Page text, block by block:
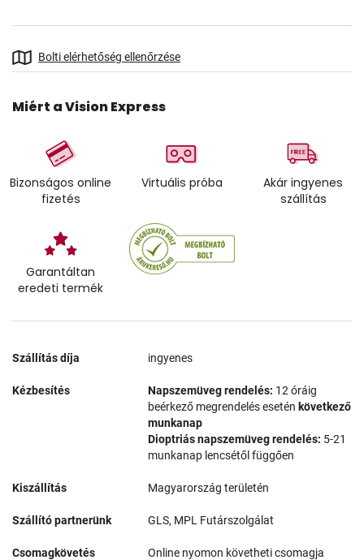
Bolti elérhetőség ellenőrzése
Miért a Vision Express
Bizonságos online
fizetés
Virtuális próba
Akár ingyenes
szállítás
Garantáltan
eredeti termék
Szállítás díja ingyenes
Kézbesítés Napszemüveg rendelés: 12 óráig
beérkező megrendelés esetén következő
munkanap
Dioptriás napszemüveg rendelés: 5-21
munkanap lencsétől függően
Kiszállítás Magyarország területén
Szállító partnerünk GLS, MPL Futárszolgálat
Csomagkövetés
Online nyomon követheti csomagja